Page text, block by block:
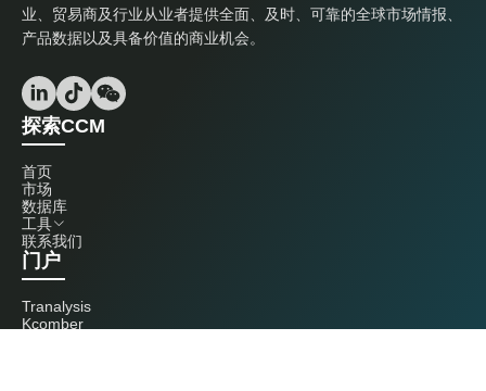
业、贸易商及行业从业者提供全面、及时、可靠的全球市场情报、
产品数据以及具备价值的商业机会。
探索CCM
首页
市场
数据库
工具
联系我们
门户
Tranalysis
Kcomber